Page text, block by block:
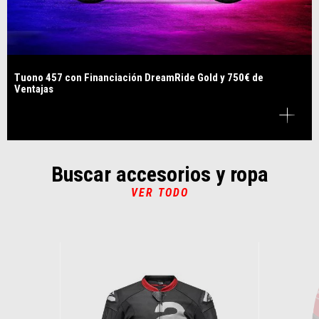
Tuono 457 con Financiación DreamRide Gold y 750€ de
Ventajas
Buscar accesorios y ropa
VER TODO